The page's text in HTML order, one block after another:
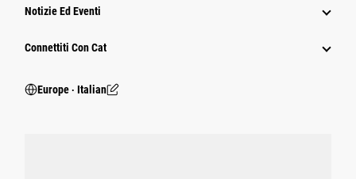
Notizie Ed Eventi
Connettiti Con Cat
Europe ‧ Italian